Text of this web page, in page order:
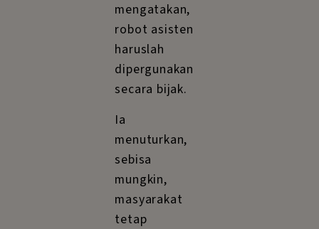
mengatakan,
robot asisten
haruslah
dipergunakan
secara bijak.
Ia
menuturkan,
sebisa
mungkin,
masyarakat
tetap